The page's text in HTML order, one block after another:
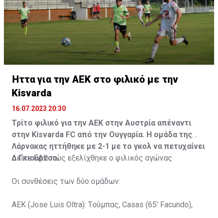
Ήττα για την ΑΕΚ στο φιλικό με την
Kisvarda
16.07.2023 20:30
Τρίτο φιλικό για την ΑΕΚ στην Αυστρία απέναντι
στην Kisvarda FC από την Ουγγαρία. Η ομάδα της
Λάρνακας ηττήθηκε με 2-1 με το γκολ να πετυχαίνει
ο Γκιούρτσο.
ΔείτεΕΔΩπώς εξελίχθηκε ο φιλικός αγώνας
Οι συνθέσεις των δύο ομάδων:
ΑΕΚ (Jose Luis Oltra): Tούμπας, Casas (65' Facundo),